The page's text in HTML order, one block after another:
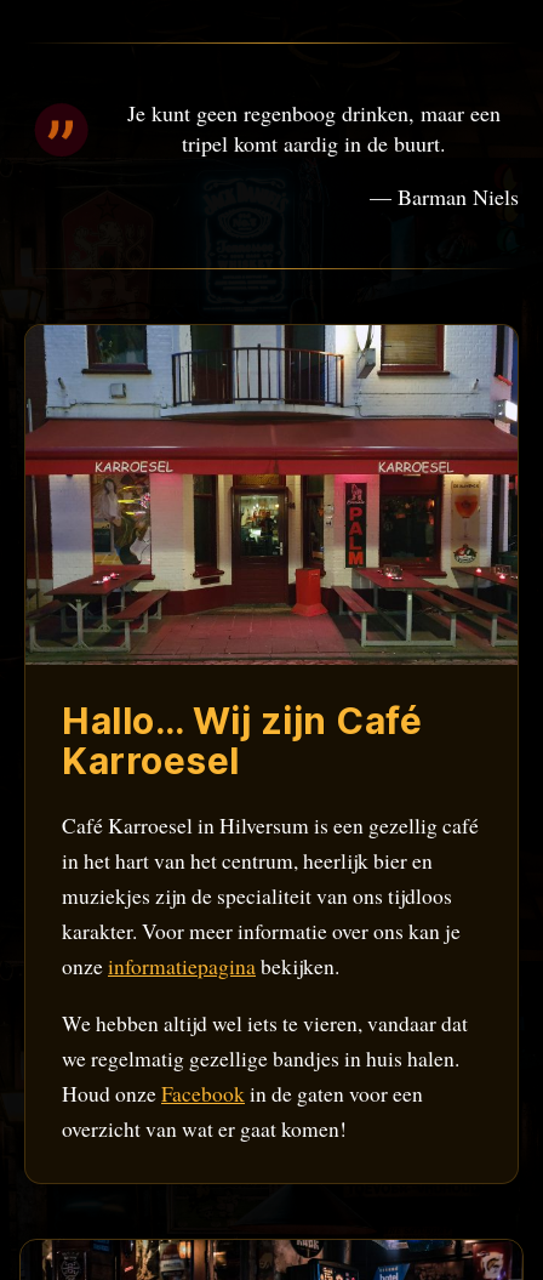
Je kunt geen regenboog drinken, maar een
tripel komt aardig in de buurt.
— Barman Niels
Hallo… Wij zijn Café
Karroesel
Café Karroesel in Hilversum is een gezellig café
in het hart van het centrum, heerlijk bier en
muziekjes zijn de specialiteit van ons tijdloos
karakter. Voor meer informatie over ons kan je
onzeinformatiepaginabekijken.
We hebben altijd wel iets te vieren, vandaar dat
we regelmatig gezellige bandjes in huis halen.
Houd onzeFacebookin de gaten voor een
overzicht van wat er gaat komen!